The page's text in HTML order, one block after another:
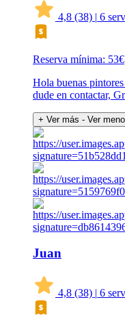
4,8 (38) | 6
Reserva mínima: 53€
Hola buenas
dude en contactar,
+ Ver más - Ver
Juan
4,8 (38) | 6